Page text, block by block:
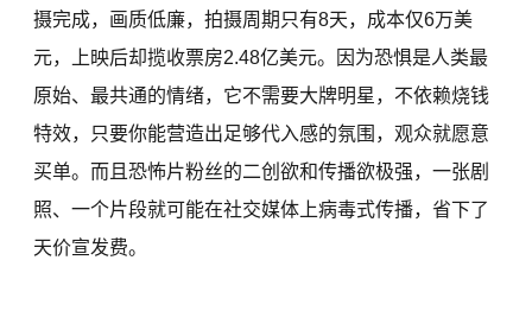
摄完成，画质低廉，拍摄周期只有8天，成本仅6万美
元，上映后却揽收票房2.48亿美元。因为恐惧是人类最
原始、最共通的情绪，它不需要大牌明星，不依赖烧钱
特效，只要你能营造出足够代入感的氛围，观众就愿意
买单。而且恐怖片粉丝的二创欲和传播欲极强，一张剧
照、一个片段就可能在社交媒体上病毒式传播，省下了
天价宣发费。